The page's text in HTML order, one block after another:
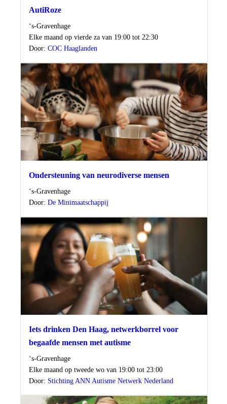
AutiRoze
Locatie
‘s-Gravenhage
Wanneer
Elke maand op vierde za van 19:00 tot 22:30
Door: COC Haaglanden
Ondersteuning van neurodiverse mensen
Locatie
‘s-Gravenhage
Door: De Minimaatschappij
Iets drinken Den Haag, netwerkborrel voor
begaafde mensen met autisme
Locatie
‘s-Gravenhage
Wanneer
Elke maand op tweede wo van 19:00 tot 23:00
Door: Stichting ANN Autisme Netwerk Nederland